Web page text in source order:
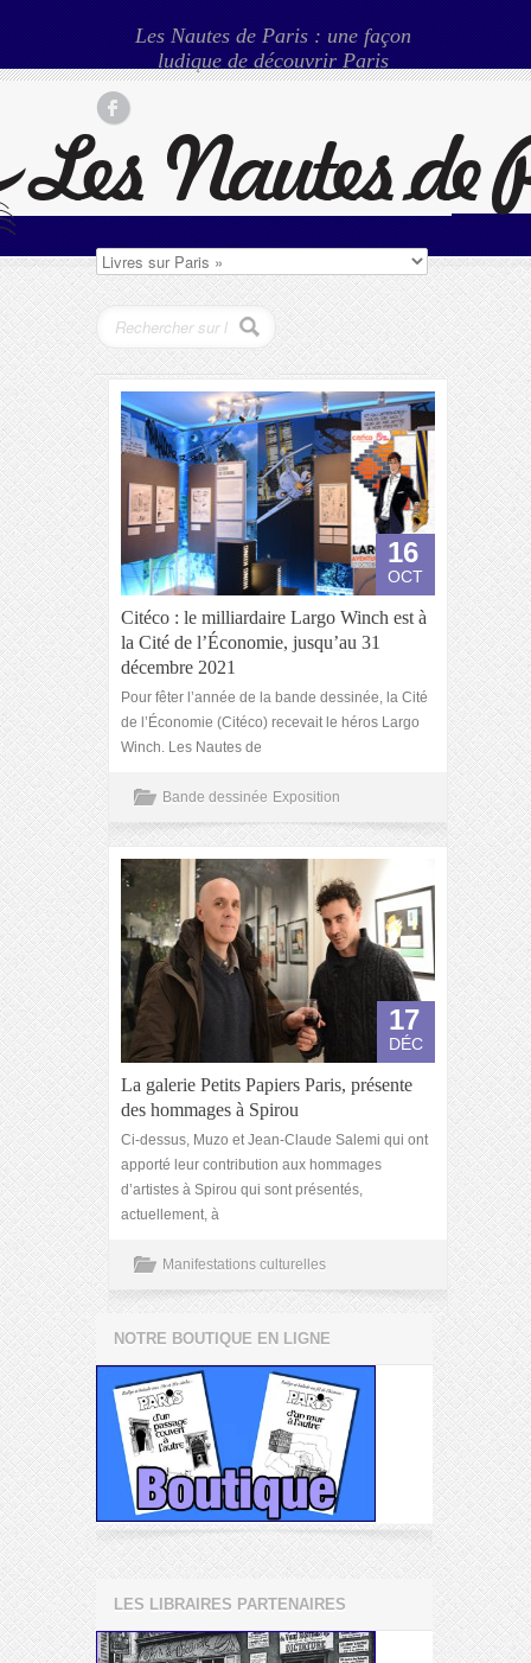
Les Nautes de Paris : une façon
ludique de découvrir Paris
16
OCT
Citéco : le milliardaire Largo Winch est à
la Cité de l’Économie, jusqu’au 31
décembre 2021
Pour fêter l’année de la bande dessinée, la Cité
de l’Économie (Citéco) recevait le héros Largo
Winch. Les Nautes de
Bande dessinée Exposition
17
DÉC
La galerie Petits Papiers Paris, présente
des hommages à Spirou
Ci-dessus, Muzo et Jean-Claude Salemi qui ont
apporté leur contribution aux hommages
d’artistes à Spirou qui sont présentés,
actuellement, à
Manifestations culturelles
NOTRE BOUTIQUE EN LIGNE
LES LIBRAIRES PARTENAIRES